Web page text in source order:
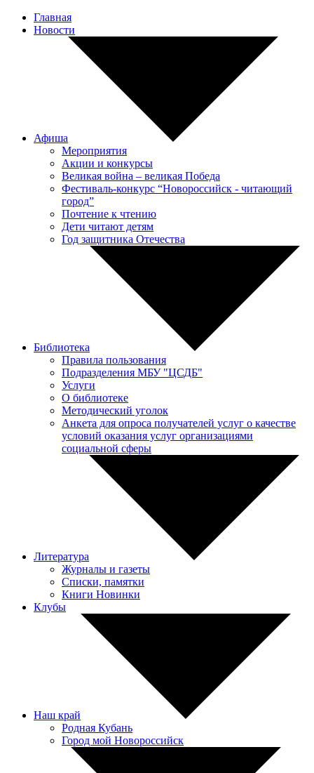
Главная
Новости
Афиша
Мероприятия
Акции и конкурсы
Великая война – великая Победа
Фестиваль-конкурс “Новороссийск - читающий
город”
Почтение к чтению
Дети читают детям
Год защитника Отечества
Библиотека
Правила пользования
Подразделения МБУ "ЦСДБ"
Услуги
О библиотеке
Методический уголок
Анкета для опроса получателей услуг о качестве
условий оказания услуг организациями
социальной сферы
Литература
Журналы и газеты
Списки, памятки
Книги Новинки
Клубы
Наш край
Родная Кубань
Город мой Новороссийск